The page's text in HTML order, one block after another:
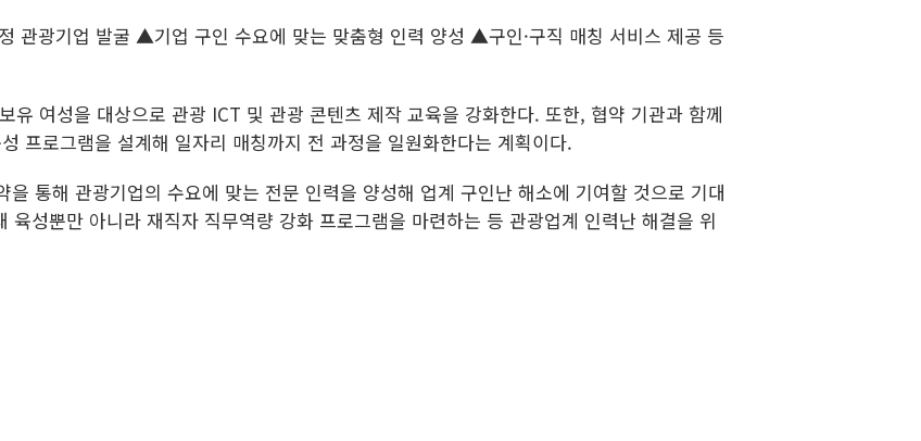
관광기업 발굴 ▲기업 구인 수요에 맞는 맞춤형 인력 양성 ▲구인·구직 매칭 서비스 제공 등
유 여성을 대상으로 관광 ICT 및 관광 콘텐츠 제작 교육을 강화한다. 또한, 협약 기관과 함께
프로그램을 설계해 일자리 매칭까지 전 과정을 일원화한다는 계획이다.
통해 관광기업의 수요에 맞는 전문 인력을 양성해 업계 구인난 해소에 기여할 것으로 기대
성뿐만 아니라 재직자 직무역량 강화 프로그램을 마련하는 등 관광업계 인력난 해결을 위